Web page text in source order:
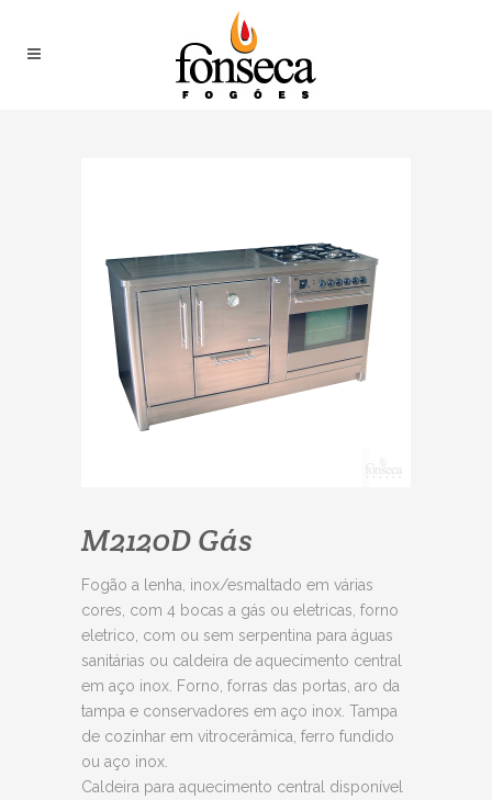
M2120D Gás
Fogão a lenha, inox/esmaltado em várias
cores, com 4 bocas a gás ou eletricas, forno
eletrico, com ou sem serpentina para águas
sanitárias ou caldeira de aquecimento central
em aço inox. Forno, forras das portas, aro da
tampa e conservadores em aço inox. Tampa
de cozinhar em vitrocerâmica, ferro fundido
ou aço inox.
Caldeira para aquecimento central disponível